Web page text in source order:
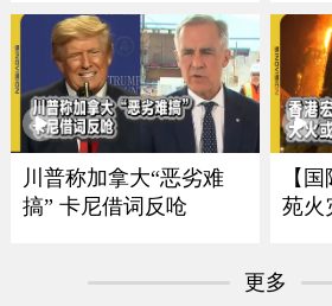
川普称加拿大“恶劣难
搞” 卡尼借词反呛
【
苑火
更多